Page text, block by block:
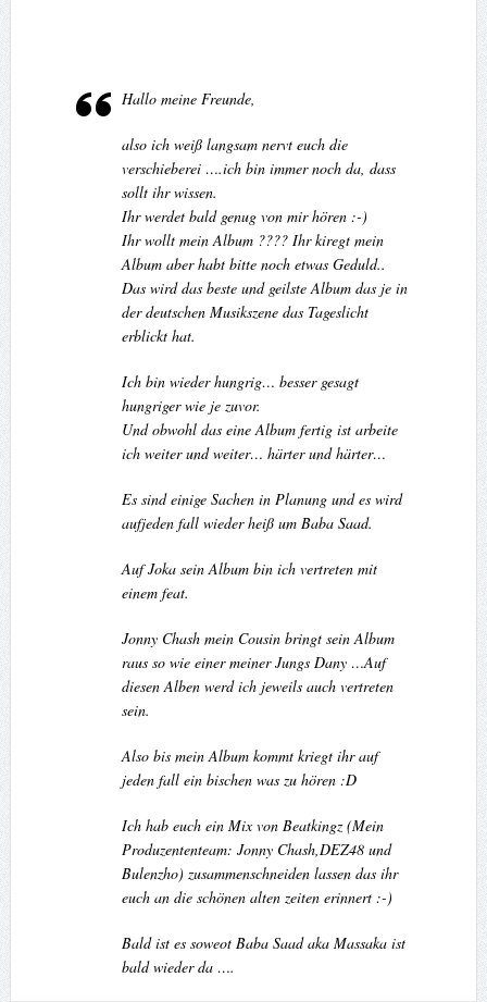
Hallo meine Freunde,
also ich weiß langsam nervt euch die
verschieberei ….ich bin immer noch da, dass
sollt ihr wissen.
Ihr werdet bald genug von mir hören :-)
Ihr wollt mein Album ???? Ihr kiregt mein
Album aber habt bitte noch etwas Geduld..
Das wird das beste und geilste Album das je in
der deutschen Musikszene das Tageslicht
erblickt hat.
Ich bin wieder hungrig… besser gesagt
hungriger wie je zuvor.
Und obwohl das eine Album fertig ist arbeite
ich weiter und weiter… härter und härter…
Es sind einige Sachen in Planung und es wird
aufjeden fall wieder heiß um Baba Saad.
Auf Joka sein Album bin ich vertreten mit
einem feat.
Jonny Chash mein Cousin bringt sein Album
raus so wie einer meiner Jungs Dany …Auf
diesen Alben werd ich jeweils auch vertreten
sein.
Also bis mein Album kommt kriegt ihr auf
jeden fall ein bischen was zu hören :D
Ich hab euch ein Mix von Beatkingz (Mein
Produzententeam: Jonny Chash,DEZ48 und
Bulenzho) zusammenschneiden lassen das ihr
euch an die schönen alten zeiten erinnert :-)
Bald ist es soweot Baba Saad aka Massaka ist
bald wieder da ….